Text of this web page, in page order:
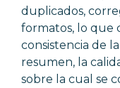
duplicados,
formatos, lo que
consistencia de
resumen, la
sobre la cual se